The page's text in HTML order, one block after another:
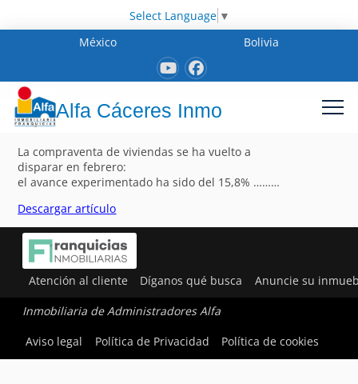
Select Language ▼
México
Bolivia
Alfa Cáceres Inmo
La compraventa de viviendas se ha vuelto a
disparar en febrero:
el avance experimentado ha sido del 15,8% ………
Descargar artículo
Atención al cliente Díganos qué busca Anuncie su
Inmobiliaria de Administradores Alfa
Aviso legal
Política de Privacidad Política de cookies